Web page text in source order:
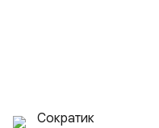
Сократик